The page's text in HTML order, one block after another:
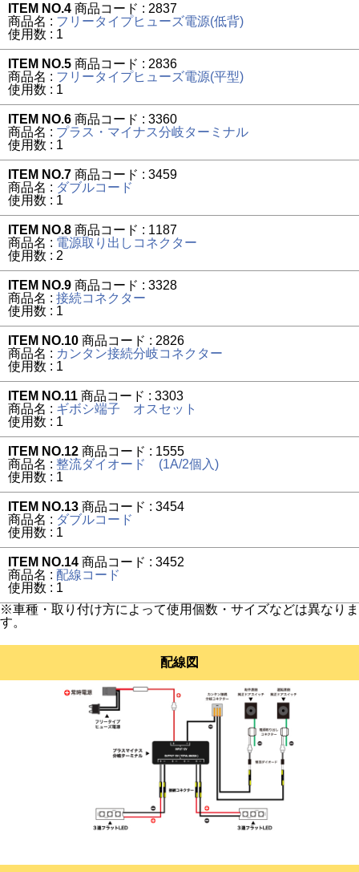
ITEM NO.4 商品コード : 2837
商品名 : フリータイプヒューズ電源(低背)
使用数 : 1
ITEM NO.5 商品コード : 2836
商品名 : フリータイプヒューズ電源(平型)
使用数 : 1
ITEM NO.6 商品コード : 3360
商品名 : プラス・マイナス分岐ターミナル
使用数 : 1
ITEM NO.7 商品コード : 3459
商品名 : ダブルコード
使用数 : 1
ITEM NO.8 商品コード : 1187
商品名 : 電源取り出しコネクター
使用数 : 2
ITEM NO.9 商品コード : 3328
商品名 : 接続コネクター
使用数 : 1
ITEM NO.10 商品コード : 2826
商品名 : カンタン接続分岐コネクター
使用数 : 1
ITEM NO.11 商品コード : 3303
商品名 : ギボシ端子 オスセット
使用数 : 1
ITEM NO.12 商品コード : 1555
商品名 : 整流ダイオード (1A/2個入)
使用数 : 1
ITEM NO.13 商品コード : 3454
商品名 : ダブルコード
使用数 : 1
ITEM NO.14 商品コード : 3452
商品名 : 配線コード
使用数 : 1
※車種・取り付け方によって使用個数・サイズなどは異なりま
す。
配線図